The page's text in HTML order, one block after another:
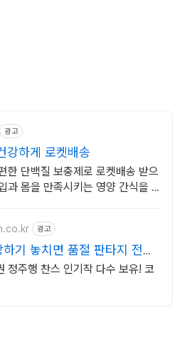
광고
강하게 로켓배송
한 단백질 보충제로 로켓배송 받으
과 몸을 만족시키는 영양 간식을 쿠
광고
기 놓치면 품절 판타지 전권
정주행 찬스 인기작 다수 보유! 코